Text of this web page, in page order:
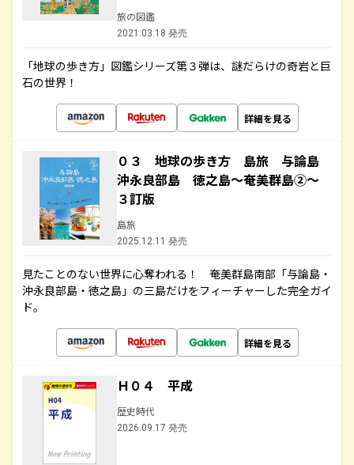
旅の図鑑
2021.03.18 発売
「地球の歩き方」図鑑シリーズ第３弾は、謎だらけの奇岩と巨
石の世界！
詳細を見る
０３ 地球の歩き方 島旅 与論島
沖永良部島 徳之島～奄美群島②～
３訂版
島旅
2025.12.11 発売
見たことのない世界に心奪われる！ 奄美群島南部「与論島・
沖永良部島・徳之島」の三島だけをフィーチャーした完全ガイ
ド。
詳細を見る
Ｈ０４ 平成
歴史時代
2026.09.17 発売